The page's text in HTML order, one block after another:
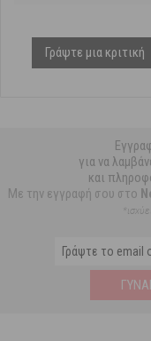
Γράψτε μια κριτική
για να
και
Με την εγγραφή σου στο